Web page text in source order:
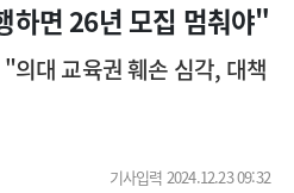
턴 모집
하면 26년 모집 멈춰야"
의대 교육권 훼손 심각, 대책
기사입력 2024.12.23 09:32